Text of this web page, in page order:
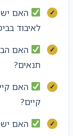
האם יש
לאיבוד
האם
תנאים?
האם
קיים?
האם